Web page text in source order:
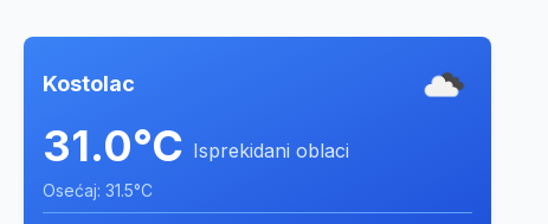
Kostolac
31.0°C Isprekidani oblaci
Osećaj: 31.5°C